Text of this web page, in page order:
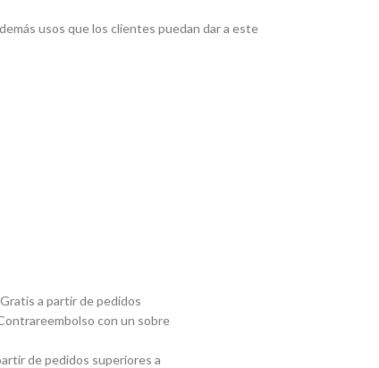
usos que los clientes puedan dar a este
a partir de pedidos
con un sobre
de pedidos superiores a